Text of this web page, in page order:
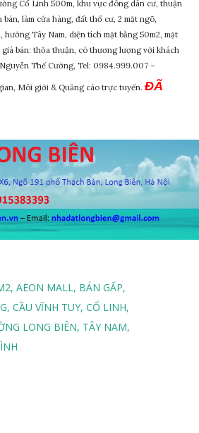
Cổ Linh 500m, khu vực đông dân cư, thuận
làm cửa hàng, đất thổ cư, 2 mặt ngõ,
Tây Nam, diện tích mặt bằng 50m2, mặt
bán: thỏa thuận, có thương lượng với khách
Thế Cường, Tel: 0984.999.007 –
Môi giới & Quảng cáo trực tuyến. ĐÃ
AEON MALL BÁN GẤP
CẦU VĨNH TUY CỔ LINH
LONG BIÊN TÂY NAM